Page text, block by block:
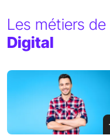
Les métiers de
Digital